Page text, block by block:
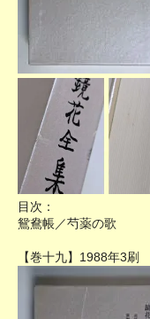
目次：
鴛鴦帳／芍薬の歌
【巻十九】1988年3